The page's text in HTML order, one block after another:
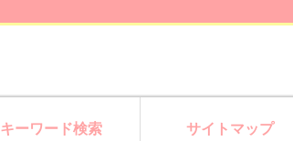
キーワード検索 サイトマップ